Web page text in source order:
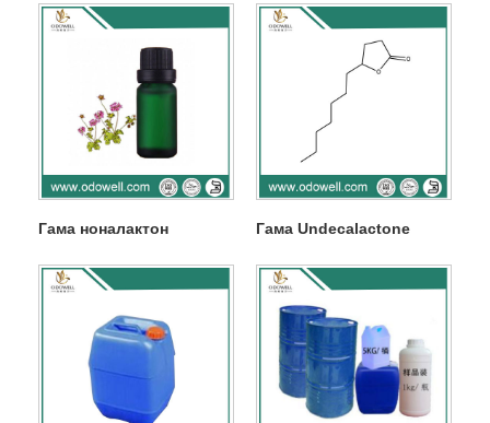
Гама ноналактон Гама Undecalactone